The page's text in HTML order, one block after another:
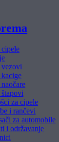
vezovi
za cipele
i rančevi
za automobile
i održavanje